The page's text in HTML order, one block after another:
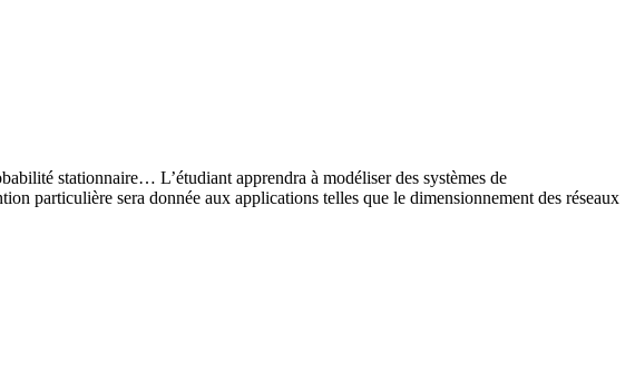
stationnaire… L’étudiant apprendra à modéliser des systèmes de
particulière sera donnée aux applications telles que le dimensionnement des réseaux